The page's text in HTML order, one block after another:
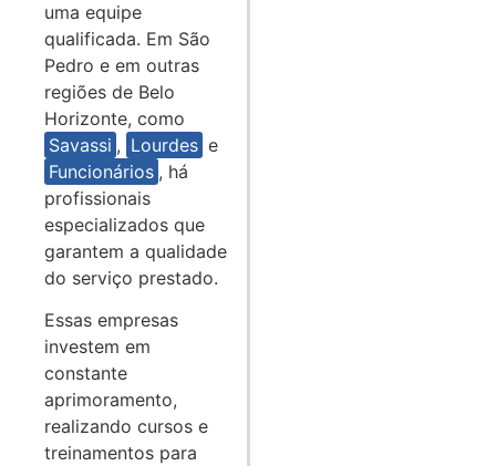
uma equipe
qualificada. Em São
Pedro e em outras
regiões de Belo
Horizonte, como
Savassi , Lourdes e
Funcionários , há
profissionais
especializados que
garantem a qualidade
do serviço prestado.
Essas empresas
investem em
constante
aprimoramento,
realizando cursos e
treinamentos para